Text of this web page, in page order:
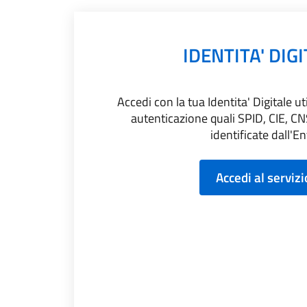
IDENTITA'
Accedi con la tua Identita' Digitale
autenticazione quali SPID, CIE,
identificate